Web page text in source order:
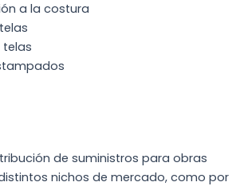
a la costura
telas
de suministros para obras
nichos de mercado, como por